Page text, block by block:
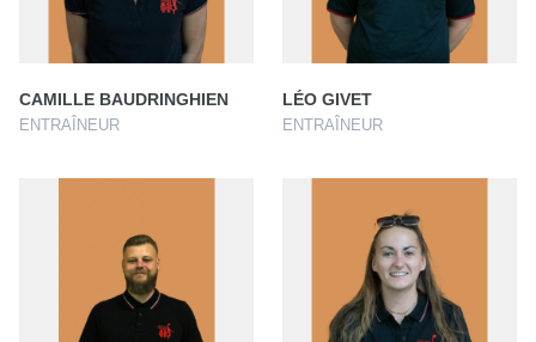
CAMILLE BAUDRINGHIEN
ENTRAÎNEUR
LÉO GIVET
ENTRAÎNEUR